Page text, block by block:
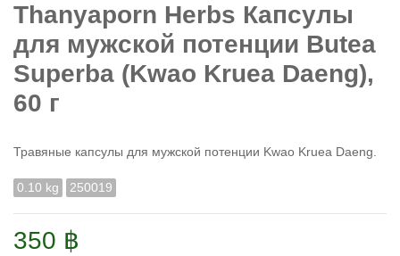
Thanyaporn Herbs Капсулы
для мужской потенции Butea
Superba (Kwao Kruea Daeng),
60 г
Травяные капсулы для мужской потенции Kwao Kruea Daeng.
0.10 kg 250019
350 ฿